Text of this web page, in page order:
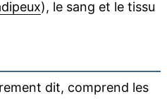
), le sang et le tissu
dit, comprend les